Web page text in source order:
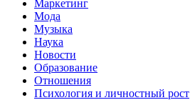
Маркетинг
Мода
Музыка
Наука
Новости
Образование
Отношения
Психология и личностный рост